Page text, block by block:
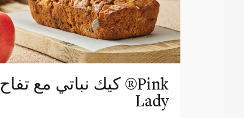
كيك نباتي مع تفاح ®Pink
Lady